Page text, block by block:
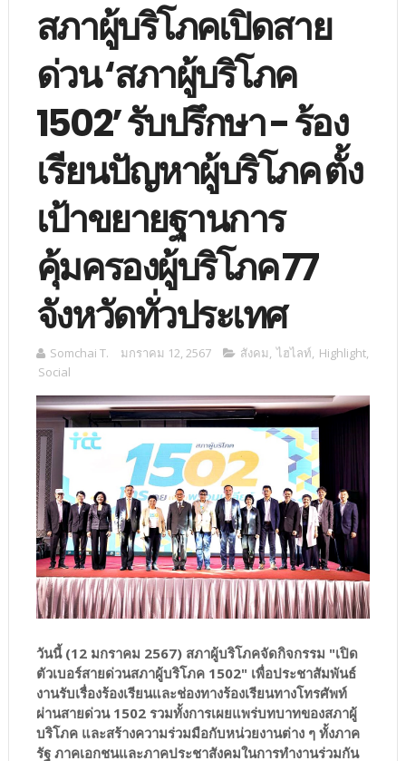
สภาผู้บริโภคเปิดสาย
ด่วน ‘สภาผู้บริโภค
1502’ รับปรึกษา - ร้อง
เรียนปัญหาผู้บริโภค ตั้ง
เป้าขยายฐานการ
คุ้มครองผู้บริโภค 77
จังหวัดทั่วประเทศ
Somchai T. มกราคม 12, 2567 สังคม, ไฮไลท์, Highlight,
Social
วันนี้ (12 มกราคม 2567) สภาผู้บริโภคจัดกิจกรรม "เปิด
ตัวเบอร์สายด่วนสภาผู้บริโภค 1502" เพื่อประชาสัมพันธ์
งานรับเรื่องร้องเรียนและช่องทางร้องเรียนทางโทรศัพท์
ผ่านสายด่วน 1502 รวมทั้งการเผยแพร่บทบาทของสภาผู้
บริโภค และสร้างความร่วมมือกับหน่วยงานต่าง ๆ ทั้งภาค
รัฐ ภาคเอกชนและภาคประชาสังคมในการทำงานร่วมกัน